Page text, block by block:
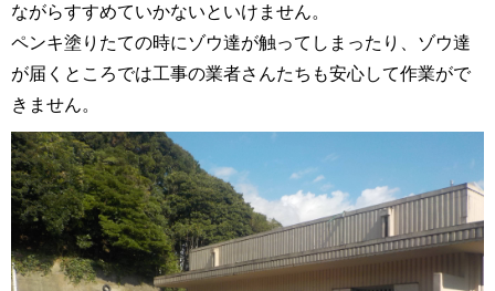
ながらすすめていかないといけません。
ペンキ塗りたての時にゾウ達が触ってしまったり、ゾウ達
が届くところでは工事の業者さんたちも安心して作業がで
きません。